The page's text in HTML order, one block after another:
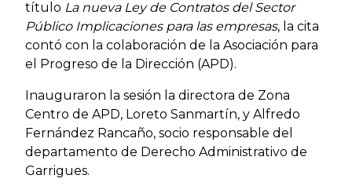
título La nueva Ley de Contratos del Sector
Público Implicaciones para las empresas, la cita
contó con la colaboración de la Asociación para
el Progreso de la Dirección (APD).
Inauguraron la sesión la directora de Zona
Centro de APD, Loreto Sanmartín, y Alfredo
Fernández Rancaño, socio responsable del
departamento de Derecho Administrativo de
Garrigues.